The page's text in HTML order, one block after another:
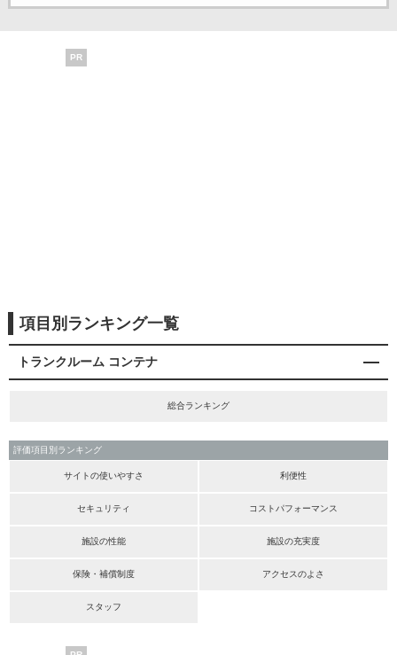
PR
項目別ランキング一覧
トランクルーム コンテナ
総合ランキング
評価項目別ランキング
サイトの使いやすさ 利便性
セキュリティ コストパフォーマンス
施設の性能 施設の充実度
保険・補償制度 アクセスのよさ
スタッフ